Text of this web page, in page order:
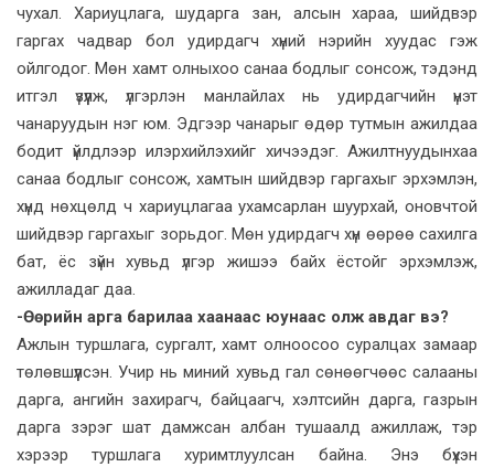
чухал. Хариуцлага, шударга зан, алсын хараа, шийдвэр
гаргах чадвар бол удирдагч хүний нэрийн хуудас гэж
ойлгодог. Мөн хамт олныхоо санаа бодлыг сонсож, тэдэнд
итгэл үзүүлж, үлгэрлэн манлайлах нь удирдагчийн үнэт
чанаруудын нэг юм. Эдгээр чанарыг өдөр тутмын ажилдаа
бодит үйлдлээр илэрхийлэхийг хичээдэг. Ажилтнуудынхаа
санаа бодлыг сонсож, хамтын шийдвэр гаргахыг эрхэмлэн,
хүнд нөхцөлд ч хариуцлагаа ухамсарлан шуурхай, оновчтой
шийдвэр гаргахыг зорьдог. Мөн удирдагч хүн өөрөө сахилга
бат, ёс зүйн хувьд үлгэр жишээ байх ёстойг эрхэмлэж,
ажилладаг даа.
-Өөрийн арга барилаа хаанаас юунаас олж авдаг вэ?
Ажлын туршлага, сургалт, хамт олноосоо суралцах замаар
төлөвшүүлсэн. Учир нь миний хувьд гал сөнөөгчөөс салааны
дарга, ангийн захирагч, байцаагч, хэлтсийн дарга, газрын
дарга зэрэг шат дамжсан албан тушаалд ажиллаж, тэр
хэрээр туршлага хуримтлуулсан байна. Энэ бүхэн